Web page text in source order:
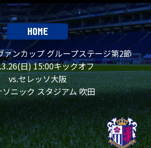
HOME
ァンカップ グループステージ第2節
日) 15:00キックオフ
vs.セレッソ大阪
ニック スタジアム 吹田